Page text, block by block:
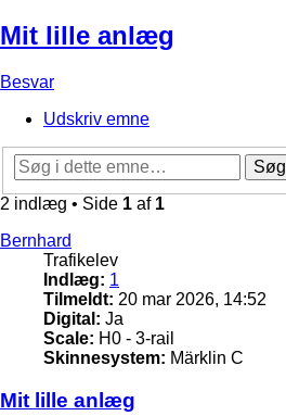
Mit lille anlæg
Besvar
Udskriv emne
Søg
2 indlæg • Side 1 af 1
Bernhard
Trafikelev
Indlæg: 1
Tilmeldt: 20 mar 2026, 14:52
Digital: Ja
Scale: H0 - 3-rail
Skinnesystem: Märklin C
Mit lille anlæg